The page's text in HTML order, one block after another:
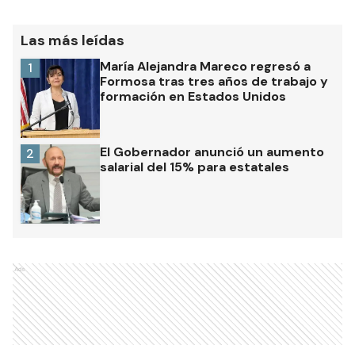
Las más leídas
María Alejandra Mareco regresó a
Formosa tras tres años de trabajo y
formación en Estados Unidos
1
El Gobernador anunció un aumento
salarial del 15% para estatales
2
Ads